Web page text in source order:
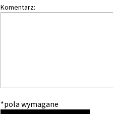
Komentarz:
*pola wymagane